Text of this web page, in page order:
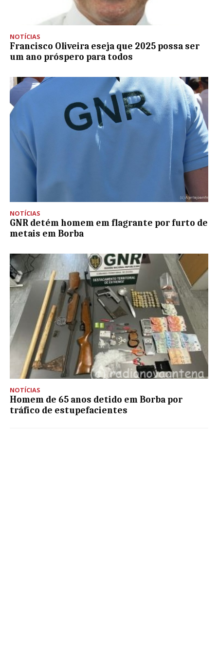
NOTÍCIAS
Francisco Oliveira eseja que 2025 possa ser
um ano próspero para todos
NOTÍCIAS
GNR detém homem em flagrante por furto de
metais em Borba
NOTÍCIAS
Homem de 65 anos detido em Borba por
tráfico de estupefacientes